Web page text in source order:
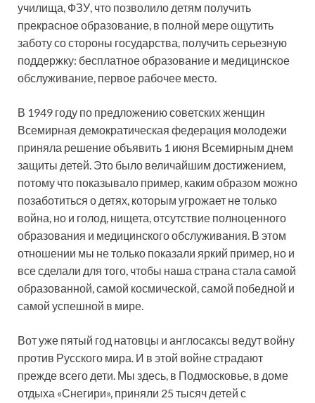
училища, ФЗУ, что позволило детям получить
прекрасное образование, в полной мере ощутить
заботу со стороны государства, получить серьезную
поддержку: бесплатное образование и медицинское
обслуживание, первое рабочее место.
В 1949 году по предложению советских женщин
Всемирная демократическая федерация молодежи
приняла решение объявить 1 июня Всемирным днем
защиты детей. Это было величайшим достижением,
потому что показывало пример, каким образом можно
позаботиться о детях, которым угрожает не только
война, но и голод, нищета, отсутствие полноценного
образования и медицинского обслуживания. В этом
отношении мы не только показали яркий пример, но и
все сделали для того, чтобы наша страна стала самой
образованной, самой космической, самой победной и
самой успешной в мире.
Вот уже пятый год натовцы и англосаксы ведут войну
против Русского мира. И в этой войне страдают
прежде всего дети. Мы здесь, в Подмосковье, в доме
отдыха «Снегири», приняли 25 тысяч детей с